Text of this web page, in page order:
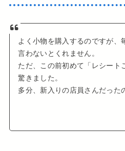
よく小物を購入するのですが、
言わないとくれません。
ただ、この前初めて「レシート
驚きました。
多分、新入りの店員さんだった